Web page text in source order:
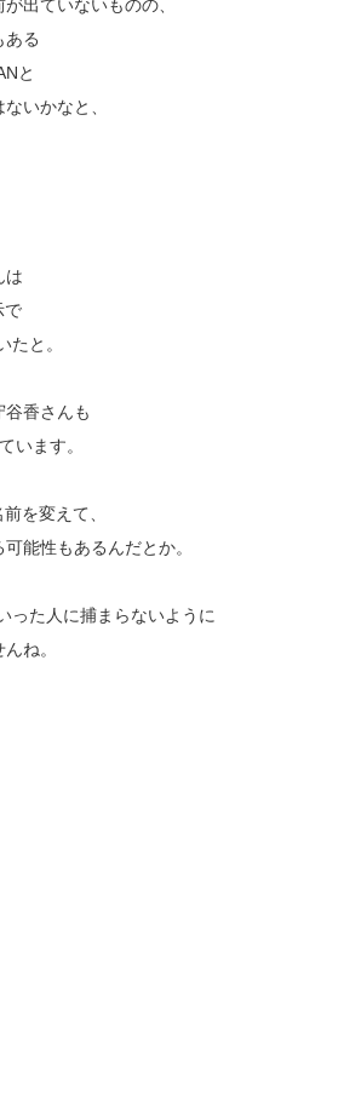
出ていないものの、
ある
と
いかなと、
は
で
たと。
香さんも
います。
を変えて、
能性もあるんだとか。
った人に捕まらないように
ね。